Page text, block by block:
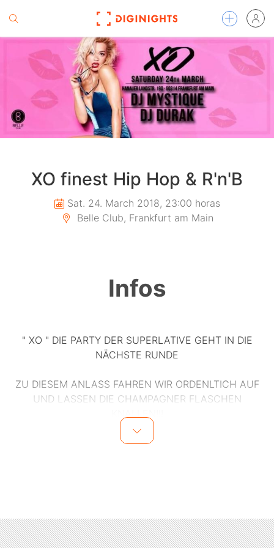
XO finest Hip Hop & R'n'B
Sat. 24. March 2018, 23:00 horas
Belle Club, Frankfurt am Main
Infos
" XO " DIE PARTY DER SUPERLATIVE GEHT IN DIE
NÄCHSTE RUNDE
ZU DIESEM ANLASS FAHREN WIR ORDENLTICH AUF
UND LASSEN DIE CHAMPAGNER FLASCHEN
XO steht für Hugs & Kisses und ist ein Event von
Woche für Woche hatten wir ohne Absprache ein Date
zum tanzen zusammen. Dieses Feeling möchten wir bei
allen nochmal wecken und laden euch ein zu XO im